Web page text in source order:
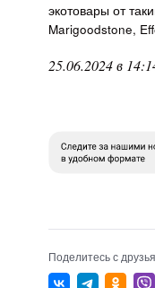
экотовары от
Marigoodstone,
25.06.2024 в
Поделитесь с